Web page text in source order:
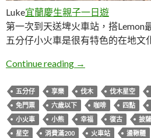
Luke宜蘭慶生親子一日遊
第一次到天送埤火車站，搭Lemon
五分仔小火車是很有特色的在地文
Continue reading 宜蘭三星。天送埤
→
五分仔 享樂 伐木 伐木星空
免門票
六歲以下 咖啡 四點
小火車
小熊 幸福 復古 披薩
星空
消費滿200 火車站 盪鞦韆